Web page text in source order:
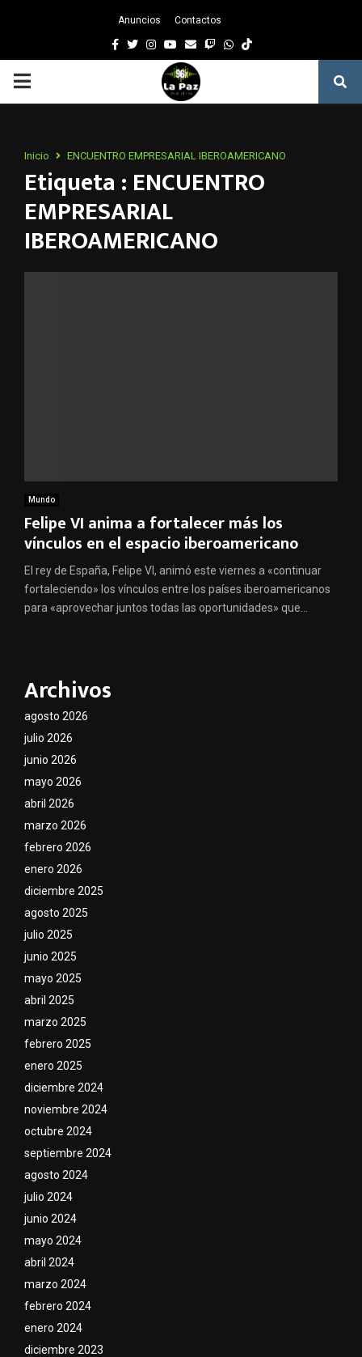
Anuncios Contactos
Facebook
TwitterInstagram
Youtube
EmailTwitchWhatsapp
PRIMARY
Inicio ENCUENTRO EMPRESARIAL IBEROAMERICANO
Etiqueta : ENCUENTRO
EMPRESARIAL
IBEROAMERICANO
Mundo
Felipe VI anima a fortalecer más los
vínculos en el espacio iberoamericano
El rey de España, Felipe VI, animó este viernes a «continuar
fortaleciendo» los vínculos entre los países iberoamericanos
para «aprovechar juntos todas las oportunidades» que...
Archivos
agosto 2026
julio 2026
junio 2026
mayo 2026
abril 2026
marzo 2026
febrero 2026
enero 2026
diciembre 2025
agosto 2025
julio 2025
junio 2025
mayo 2025
abril 2025
marzo 2025
febrero 2025
enero 2025
diciembre 2024
noviembre 2024
octubre 2024
septiembre 2024
agosto 2024
julio 2024
junio 2024
mayo 2024
abril 2024
marzo 2024
febrero 2024
enero 2024
diciembre 2023